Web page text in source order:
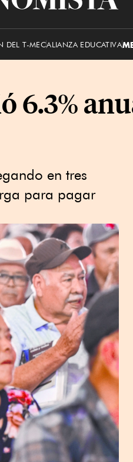
DEL T-MECALIANZA EDUCATIVA
6.3%
en tres
para pagar